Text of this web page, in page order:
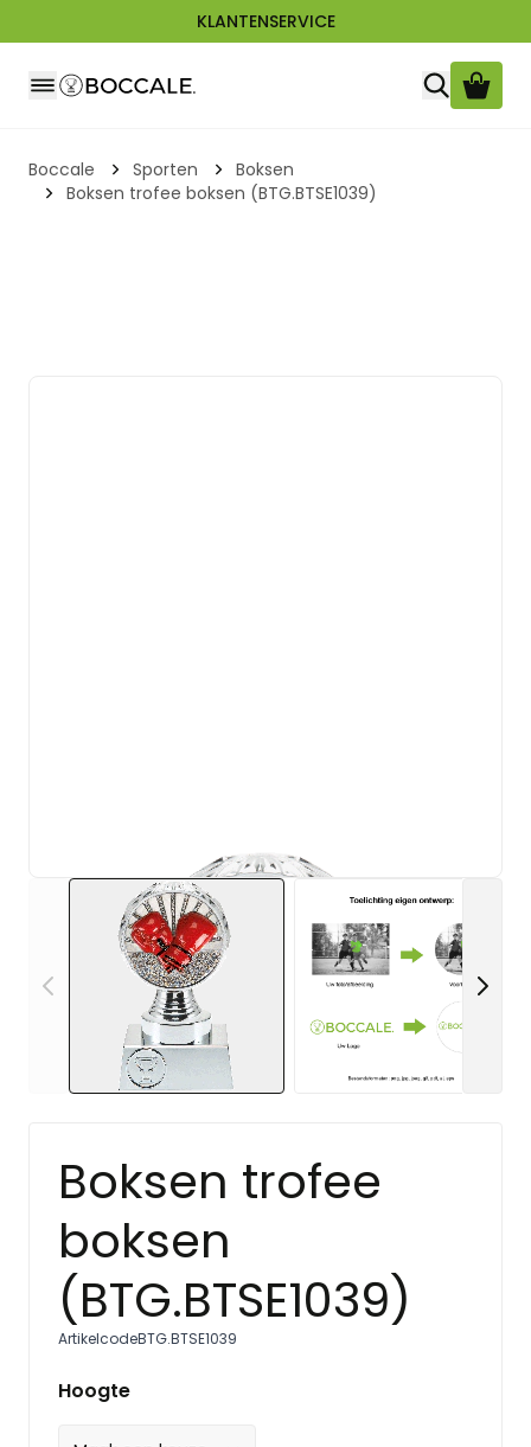
KLANTENSERVICE
Boccale Sporten
Boksen
Boksen trofee boksen (BTG.BTSE1039)
View larger image View larger
Boksen trofee
boksen
(BTG.BTSE1039)
ArtikelcodeBTG.BTSE1039
Hoogte